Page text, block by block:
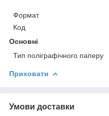
Формат
Код
Основні
Тип поліграфічного паперу
Приховати
Умови доставки